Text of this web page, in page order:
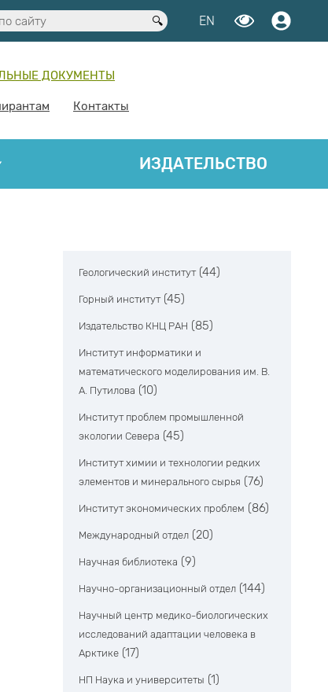
EN
ДОКУМЕНТЫ
Контакты
ИЗДАТЕЛЬСТВО
Геологический институт (44)
Горный институт (45)
Издательство КНЦ РАН (85)
Институт информатики и
математического моделирования им. В.
А. Путилова (10)
Институт проблем промышленной
экологии Севера (45)
Институт химии и технологии редких
элементов и минерального сырья (76)
Институт экономических проблем (86)
Международный отдел (20)
Научная библиотека (9)
Научно-организационный отдел (144)
Научный центр медико-биологических
исследований адаптации человека в
Арктике (17)
НП Наука и университеты (1)